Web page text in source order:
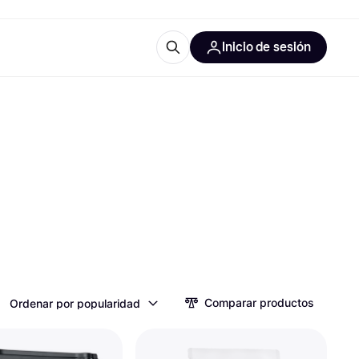
Inicio de sesión
Ordenar por popularidad Comparar productos